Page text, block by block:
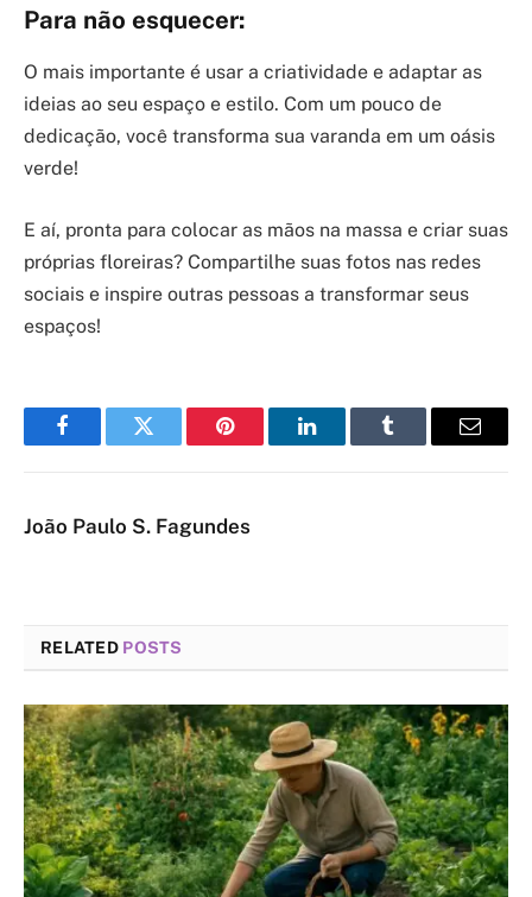
Para não esquecer:
O mais importante é usar a criatividade e adaptar as
ideias ao seu espaço e estilo. Com um pouco de
dedicação, você transforma sua varanda em um oásis
verde!
E aí, pronta para colocar as mãos na massa e criar suas
próprias floreiras? Compartilhe suas fotos nas redes
sociais e inspire outras pessoas a transformar seus
espaços!
FacebookTwitter Pinterest LinkedInTumblr Email
João Paulo S. Fagundes
RELATED POSTS